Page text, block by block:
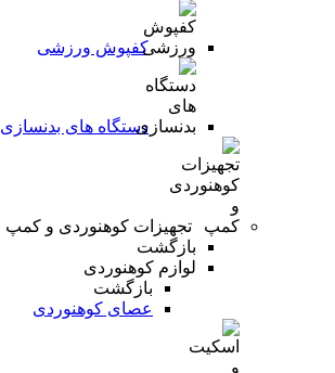
کفپوش ورزشی
دستگاه های بدنسازی
تجهیزات کوهنوردی و کمپ
بازگشت
لوازم کوهنوردی
بازگشت
عصای کوهنوردی